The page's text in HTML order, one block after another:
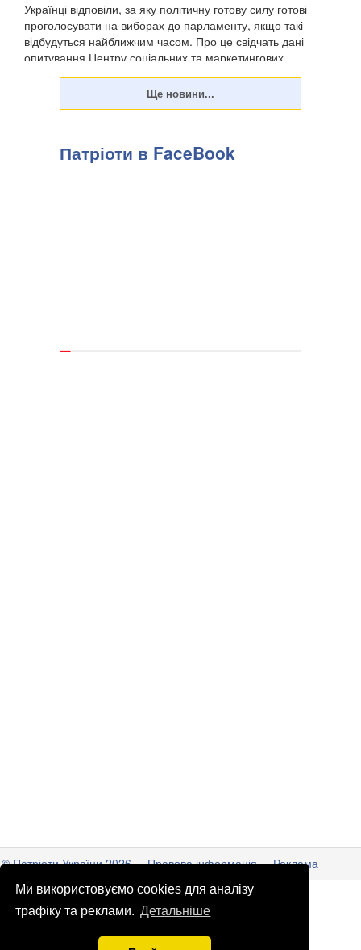
Ми використовуємо cookies для аналізу
трафіку та реклами. Детальніше
Українці відповіли, за яку політичну готову силу готові
проголосувати на виборах до парламенту, якщо такі
відбудуться найближчим часом. Про це свідчать дані
опитування Центру соціальних та маркетингових
досліджень "СОЦИС", передають Патріоти України. Т...
Патріоти в FaceBook
© Патріоти України 2026 Правова інформація
Реклама
info@patrioty.org.ua